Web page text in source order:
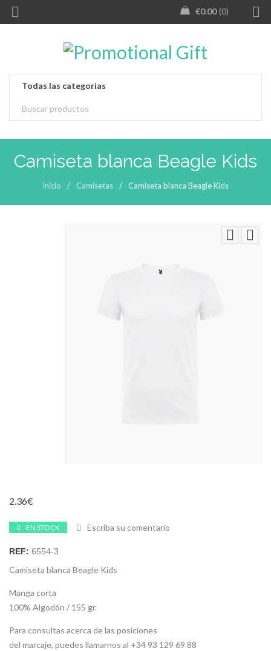
0.00
€ 0
Camiseta blanca Beagle Kids
Inicio / Camisetas / Camiseta blanca Beagle Kids
2.36€
EN STOCK Escriba su comentario
REF: 6554-3
Camiseta blanca Beagle Kids
Manga corta
100% Algodón / 155 gr.
Para consultas acerca de las posiciones
del marcaje, puedes llamarnos al +34 93 129 69 88